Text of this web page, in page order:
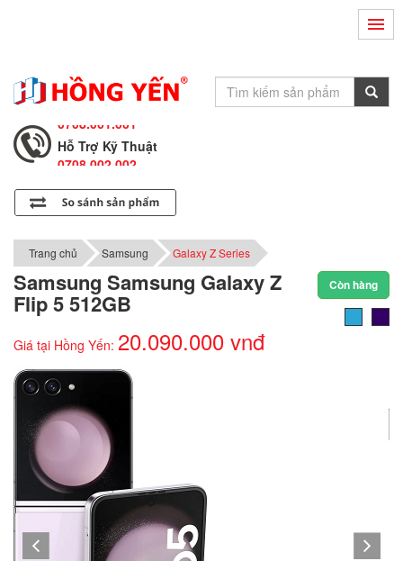
Tư Vấn Bán Hàng
Hỗ Trợ Kỹ Thuật
0708.002.002
0708.001.001
Trang chủ Samsung Galaxy Z Series
Samsung Samsung Galaxy Z
Flip 5 512GB
Còn hàng
Giá tại Hồng Yến: 20.090.000 vnđ